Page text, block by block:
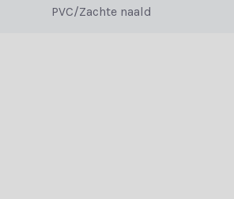
af te maken? Bij Kerstland.nl hebben we
klantenserviceteam helpt je graag
Kerstland.nl?
PVC/Zachte naald